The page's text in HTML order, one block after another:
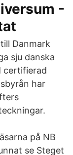
-
Danmark
sju danska
certifierad
har
på NB
se Steget